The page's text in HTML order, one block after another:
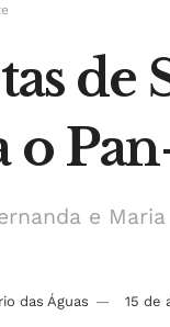
de
o
e
das Águas 15 de